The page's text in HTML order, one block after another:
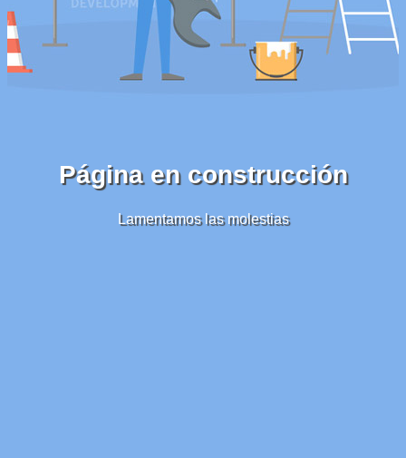
Página en construcción
Lamentamos las molestias